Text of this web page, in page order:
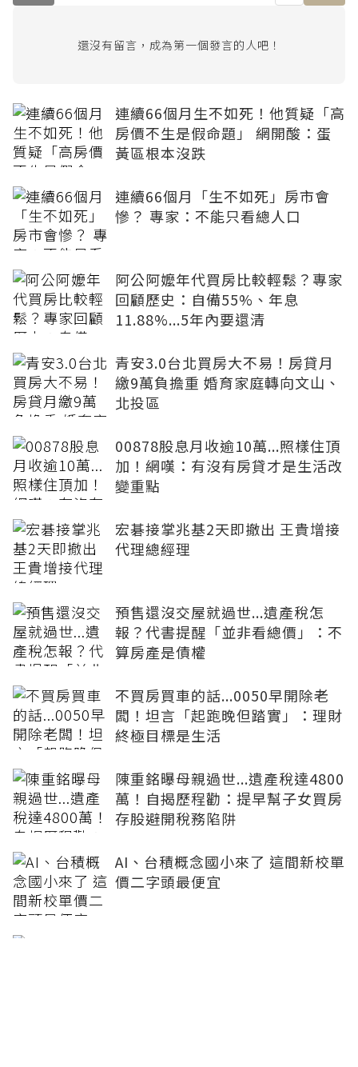
還沒有留言，成為第一個發言的人吧！
連續66個月生不如死！他質疑「高
房價不生是假命題」 網開酸：蛋
黃區根本沒跌
連續66個月「生不如死」房市會
慘？ 專家：不能只看總人口
阿公阿嬤年代買房比較輕鬆？專家
回顧歷史：自備55%、年息
11.88%...5年內要還清
青安3.0台北買房大不易！房貸月
繳9萬負擔重 婚育家庭轉向文山、
北投區
00878股息月收逾10萬...照樣住頂
加！網嘆：有沒有房貸才是生活改
變重點
宏碁接掌兆基2天即撤出 王貴增接
代理總經理
預售還沒交屋就過世...遺產稅怎
報？代書提醒「並非看總價」：不
算房產是債權
不買房買車的話...0050早開除老
闆！坦言「起跑晚但踏實」：理財
終極目標是生活
陳重銘曝母親過世...遺產稅達4800
萬！自揭歷程勸：提早幫子女買房
存股避開稅務陷阱
AI、台積概念國小來了 這間新校單
價二字頭最便宜